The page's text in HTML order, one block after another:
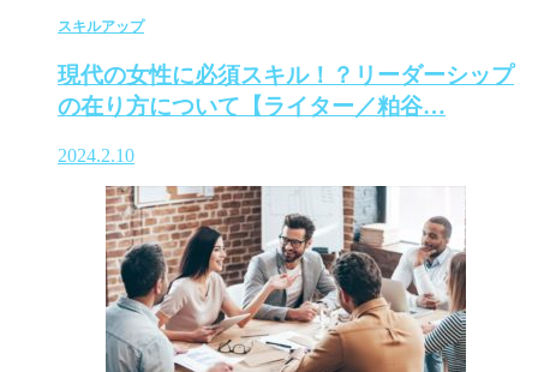
スキルアップ
現代の女性に必須スキル！？リーダーシップ
の在り方について【ライター／粕谷…
2024.2.10